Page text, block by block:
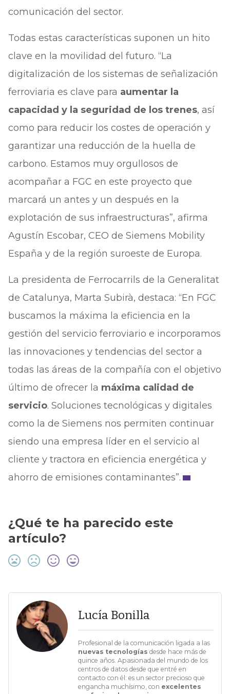
comunicación del sector.
Todas estas características suponen un hito
clave en la movilidad del futuro. “La
digitalización de los sistemas de señalización
ferroviaria es clave para aumentar la
capacidad y la seguridad de los trenes, así
como para reducir los costes de operación y
garantizar una reducción de la huella de
carbono. Estamos muy orgullosos de
acompañar a FGC en este proyecto que
marcará un antes y un después en la
explotación de sus infraestructuras”, afirma
Agustín Escobar, CEO de Siemens Mobility
España y de la región suroeste de Europa.
La presidenta de Ferrocarrils de la Generalitat
de Catalunya, Marta Subirà, destaca: “En FGC
buscamos la máxima la eficiencia en la
gestión del servicio ferroviario e incorporamos
las innovaciones y tendencias del sector a
todas las áreas de la compañía con el objetivo
último de ofrecer la máxima calidad de
servicio. Soluciones tecnológicas y digitales
como la de Siemens nos permiten continuar
siendo una empresa líder en el servicio al
cliente y tractora en eficiencia energética y
ahorro de emisiones contaminantes”.
¿Qué te ha parecido este
artículo?
Lucía Bonilla
Profesional de la comunicación ligada a las
nuevas tecnologías desde hace más de
quince años. Apasionada del mundo de los
centros de datos desde que entré en
contacto con él: es un sector precioso que
engancha muchísimo, con excelentes